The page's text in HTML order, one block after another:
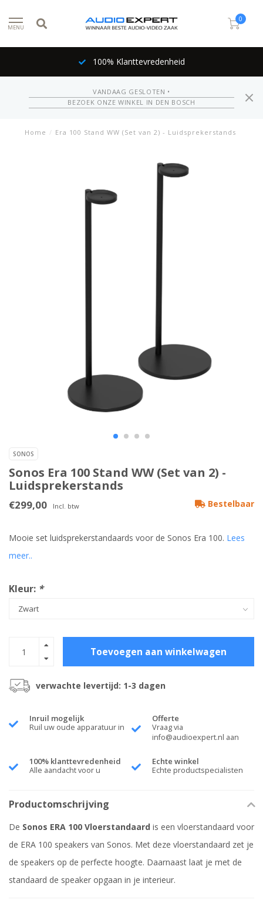
MENU
0
100% Klanttevredenheid
VANDAAG GESLOTEN •
BEZOEK ONZE WINKEL IN DEN BOSCH
Home / Era 100 Stand WW (Set van 2) - Luidsprekerstands
SONOS
Sonos Era 100 Stand WW (Set van 2) -
Luidsprekerstands
€299,00 Incl. btw Bestelbaar
Mooie set luidsprekerstandaards voor de Sonos Era 100. Lees
meer..
Kleur: *
Toevoegen aan winkelwagen
verwachte levertijd: 1-3 dagen
Inruil mogelijk
Ruil uw oude apparatuur in
Offerte
Vraag via
info@audioexpert.nl aan
100% klanttevredenheid
Alle aandacht voor u
Echte winkel
Echte productspecialisten
Productomschrijving
De Sonos ERA 100 Vloerstandaard is een vloerstandaard voor
de ERA 100 speakers van Sonos. Met deze vloerstandaard zet je
de speakers op de perfecte hoogte. Daarnaast laat je met de
standaard de speaker opgaan in je interieur.